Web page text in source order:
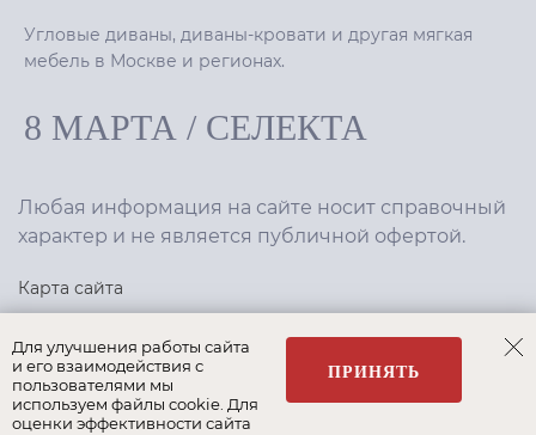
Угловые диваны, диваны-кровати и другая мягкая
мебель в Москве и регионах.
8 МАРТА / СЕЛЕКТА
Любая информация на сайте носит справочный
характер и не является публичной офертой.
Карта сайта
Политика конфиденциальности
Создание сайта,интернет-маркетинг
Для улучшения работы сайта
и его взаимодействия с
пользователями мы
используем файлы cookie. Для
оценки эффективности сайта
ПРИНЯТЬ